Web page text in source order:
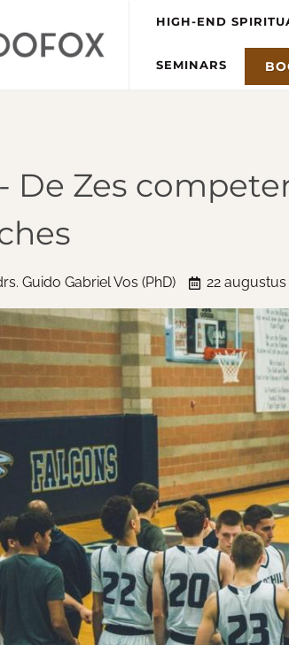
HIGH-END
SEMINARS
​De Zes
Guido Gabriel Vos (PhD) 22 augustus